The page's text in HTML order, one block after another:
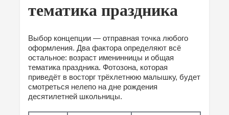
тематика праздника
Выбор концепции — отправная точка любого
оформления. Два фактора определяют всё
остальное: возраст именинницы и общая
тематика праздника. Фотозона, которая
приведёт в восторг трёхлетнюю малышку, будет
смотреться нелепо на дне рождения
десятилетней школьницы.